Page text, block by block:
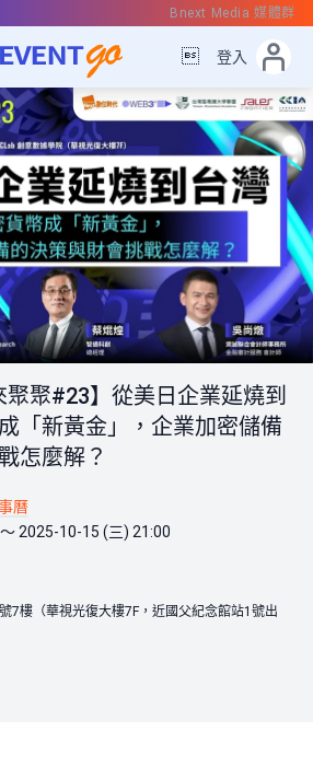
Bnext Media 媒體群
 登入
聚聚#23】從美日企業延燒到
「新黃金」，企業加密儲備
怎麼解？
曆
2025-10-15 (三) 21:00
7樓（華視光復大樓7F，近國父紀念館站1號出